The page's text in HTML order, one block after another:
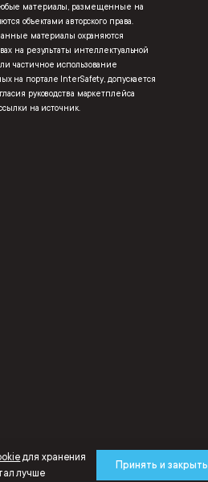
материалы, размещенные на
объектами авторского права.
материалы охраняются
на результаты интеллектуальной
частичное использование
на портале InterSafety, допускается
руководства маркетплейса
на источник.
для хранения
лучше
Принять и закрыть